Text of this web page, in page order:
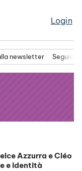
Login
newsletter Seguici
Azzurra e Cléo
e identità